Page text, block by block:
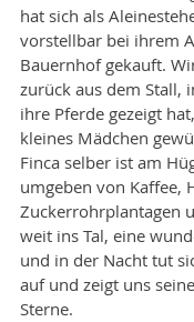
hat sich als
vorstellbar bei ihrem
Bauernhof gekauft.
zurück aus dem Stall,
ihre Pferde gezeigt
kleines Mädchen
Finca selber ist am
umgeben von Kaffee,
Zuckerrohrplantagen
weit ins Tal, eine
und in der Nacht tut
auf und zeigt uns
Sterne.